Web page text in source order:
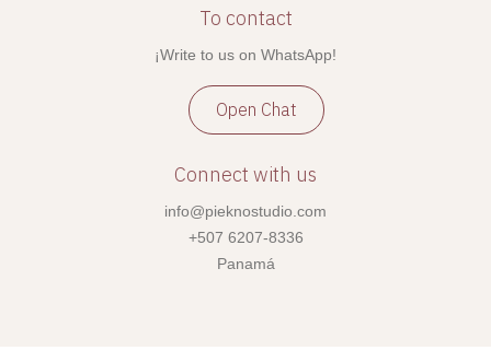
To contact
¡Write to us on WhatsApp!
Open Chat
Connect with us
info@pieknostudio.com
+507 6207-8336
Panamá